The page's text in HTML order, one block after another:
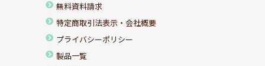
無料資料請求
特定商取引法表示・会社概要
プライバシーポリシー
製品一覧